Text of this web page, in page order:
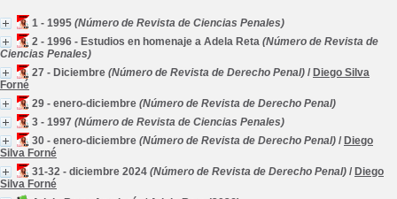
1 - 1995 (Número de Revista de Ciencias Penales)
2 - 1996 - Estudios en homenaje a Adela Reta (Número de Revista de
Ciencias Penales)
27 - Diciembre (Número de Revista de Derecho Penal) / Diego Silva
Forné
29 - enero-diciembre (Número de Revista de Derecho Penal)
3 - 1997 (Número de Revista de Ciencias Penales)
30 - enero-diciembre (Número de Revista de Derecho Penal) / Diego
Silva Forné
31-32 - diciembre 2024 (Número de Revista de Derecho Penal) / Diego
Silva Forné